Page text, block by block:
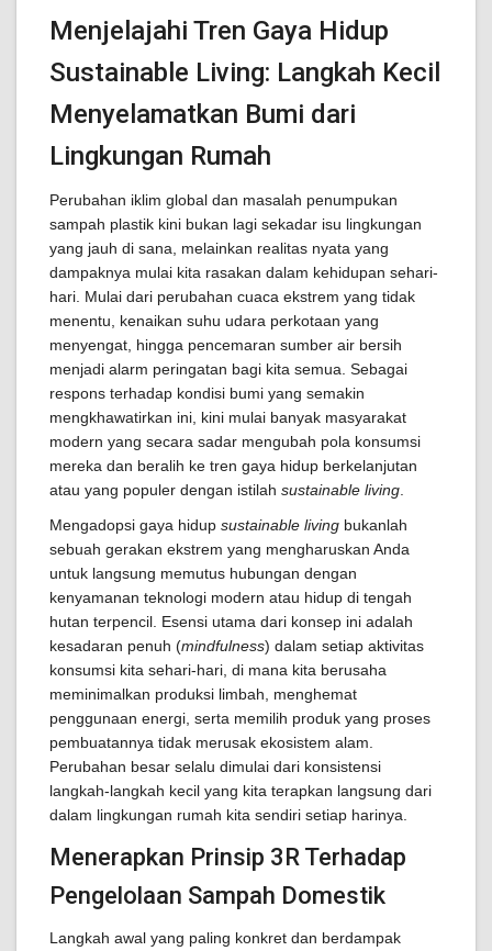
Menjelajahi Tren Gaya Hidup
Sustainable Living: Langkah Kecil
Menyelamatkan Bumi dari
Lingkungan Rumah
Perubahan iklim global dan masalah penumpukan
sampah plastik kini bukan lagi sekadar isu lingkungan
yang jauh di sana, melainkan realitas nyata yang
dampaknya mulai kita rasakan dalam kehidupan sehari-
hari. Mulai dari perubahan cuaca ekstrem yang tidak
menentu, kenaikan suhu udara perkotaan yang
menyengat, hingga pencemaran sumber air bersih
menjadi alarm peringatan bagi kita semua. Sebagai
respons terhadap kondisi bumi yang semakin
mengkhawatirkan ini, kini mulai banyak masyarakat
modern yang secara sadar mengubah pola konsumsi
mereka dan beralih ke tren gaya hidup berkelanjutan
atau yang populer dengan istilah sustainable living
Mengadopsi gaya hidup sustainable living bukanlah
sebuah gerakan ekstrem yang mengharuskan Anda
untuk langsung memutus hubungan dengan
kenyamanan teknologi modern atau hidup di tengah
hutan terpencil. Esensi utama dari konsep ini adalah
kesadaran penuh (mindfulness) dalam setiap aktivitas
konsumsi kita sehari-hari, di mana kita berusaha
meminimalkan produksi limbah, menghemat
penggunaan energi, serta memilih produk yang proses
pembuatannya tidak merusak ekosistem alam.
Perubahan besar selalu dimulai dari konsistensi
langkah-langkah kecil yang kita terapkan langsung dari
dalam lingkungan rumah kita sendiri setiap harinya.
Menerapkan Prinsip 3R Terhadap
Pengelolaan Sampah Domestik
Langkah awal yang paling konkret dan berdampak